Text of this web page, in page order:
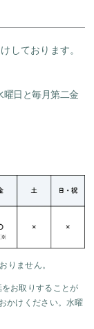
しております。
日と毎月第二金
りません。
お取りすることが
かけください。水曜